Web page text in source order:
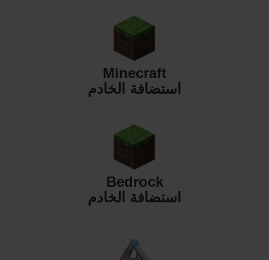
Minecraft
استضافة الخادم
Bedrock
استضافة الخادم